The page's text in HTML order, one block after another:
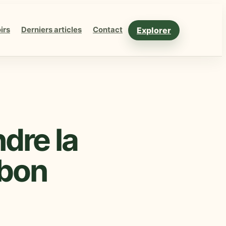
Derniers articles Contact Explorer
la